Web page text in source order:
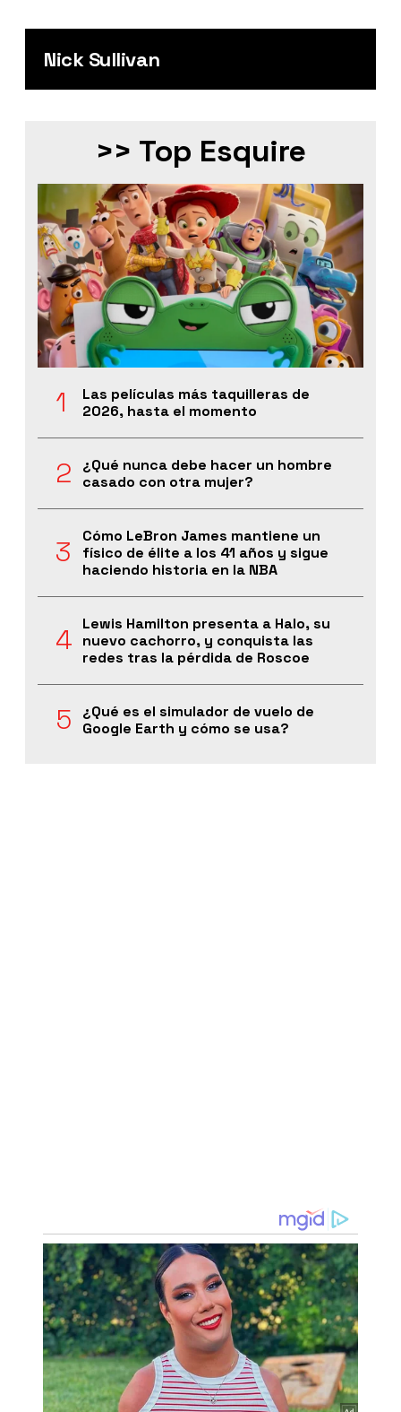
Nick Sullivan
>> Top Esquire
Las películas más taquilleras de
2026, hasta el momento
¿Qué nunca debe hacer un hombre
casado con otra mujer?
Cómo LeBron James mantiene un
físico de élite a los 41 años y sigue
haciendo historia en la NBA
Lewis Hamilton presenta a Halo, su
nuevo cachorro, y conquista las
redes tras la pérdida de Roscoe
¿Qué es el simulador de vuelo de
Google Earth y cómo se usa?